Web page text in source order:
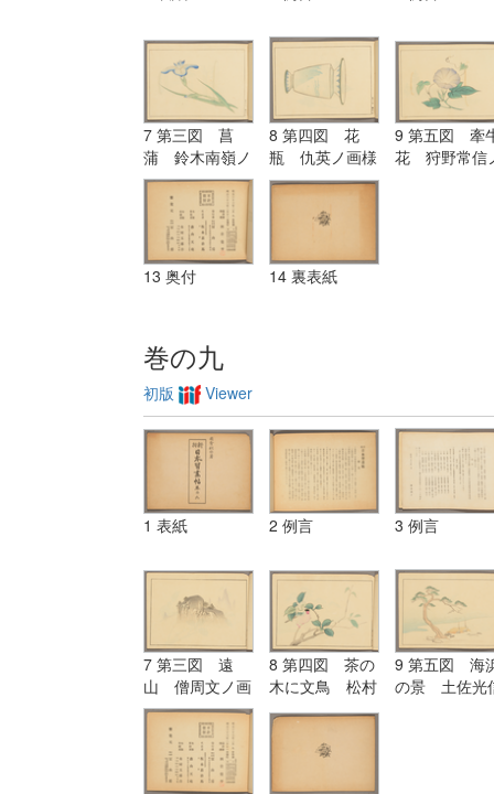
7 第三図 菖
蒲 鈴木南嶺ノ
画様ニ倣フ
8 第四図 花
瓶 仇英ノ画様
ニ倣フ
9 第五図 牽
花 狩野常信
13 奥付 14 裏表紙
巻の九
初版 Viewer
1 表紙 2 例言 3 例言
7 第三図 遠
山 僧周文ノ画
様ニ倣フ
8 第四図 茶の
木に文鳥 松村
景文ノ画様ニ倣
フ
9 第五図 海
の景 土佐光